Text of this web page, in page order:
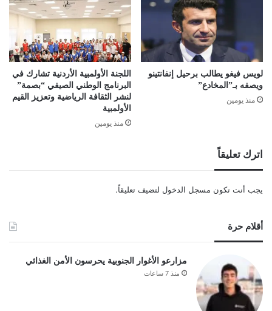
لويس فيغو يطالب برحيل إنفانتينو
ويصفه بـ”المخادع”
منذ يومين
اللجنة الأولمبية الأردنية تشارك في
البرنامج الوطني الصيفي “بصمة”
لنشر الثقافة الرياضية وتعزيز القيم
الأولمبية
منذ يومين
اترك تعليقاً
يجب أنت تكون مسجل الدخول لتضيف تعليقاً.
أقلام حرة
مزارعو الأغوار الجنوبية يحرسون الأمن الغذائي
منذ 7 ساعات